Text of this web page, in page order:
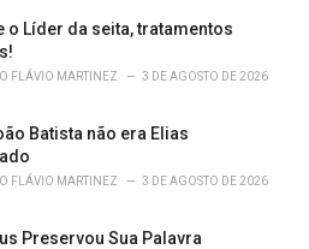
o Líder da seita, tratamentos
FLÁVIO MARTINEZ 3 DE AGOSTO DE 2026
Batista não era Elias
FLÁVIO MARTINEZ 3 DE AGOSTO DE 2026
Preservou Sua Palavra